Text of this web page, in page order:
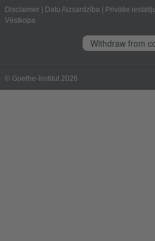
Disclaimer Datu Aizsardzība Privātie
Vēstkopa
Withdraw from
© Goethe-Institut 2026